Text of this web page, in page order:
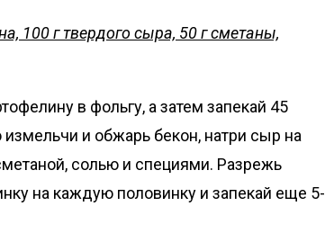
100 г твердого сыра, 50 г сметаны,
в фольгу, а затем запекай 45
и обжарь бекон, натри сыр на
солью и специями. Разрежь
на каждую половинку и запекай еще 5-